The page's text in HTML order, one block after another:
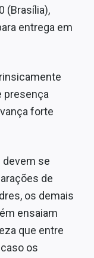
(Brasília),
entrega em
presença
forte
devem se
de
os demais
ensaiam
que entre
os